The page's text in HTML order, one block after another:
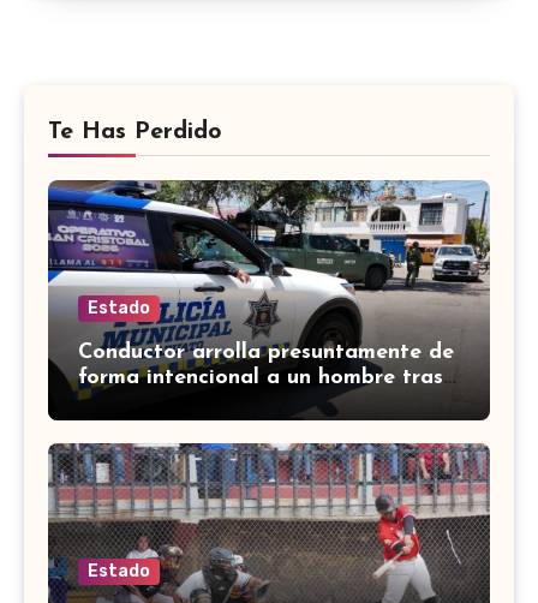
Te Has Perdido
Estado
Conductor arrolla presuntamente de
forma intencional a un hombre tras
una riña en Celaya
Estado